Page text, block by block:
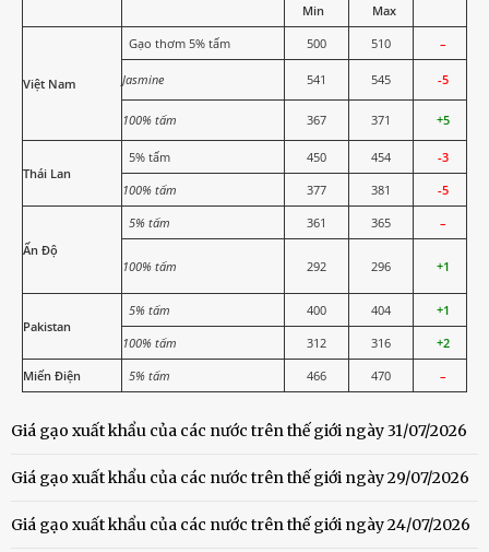
Min
Max
Việt Nam
Gạo thơm 5% tấm 500 510 –
Jasmine 541 545 -5
100% tấm 367 371 +5
Thái Lan
5% tấm 450 454
-3
100% tấm
377 381 -5
Ấn Độ
5% tấm 361 365 –
100% tấm 292 296 +1
Pakistan
5% tấm 400 404
+1
100% tấm
312 316
+2
Miến Điện
5% tấm 466 470 –
Giá gạo xuất khẩu của các nước trên thế giới ngày 31/07/2026
Giá gạo xuất khẩu của các nước trên thế giới ngày 29/07/2026
Giá gạo xuất khẩu của các nước trên thế giới ngày 24/07/2026